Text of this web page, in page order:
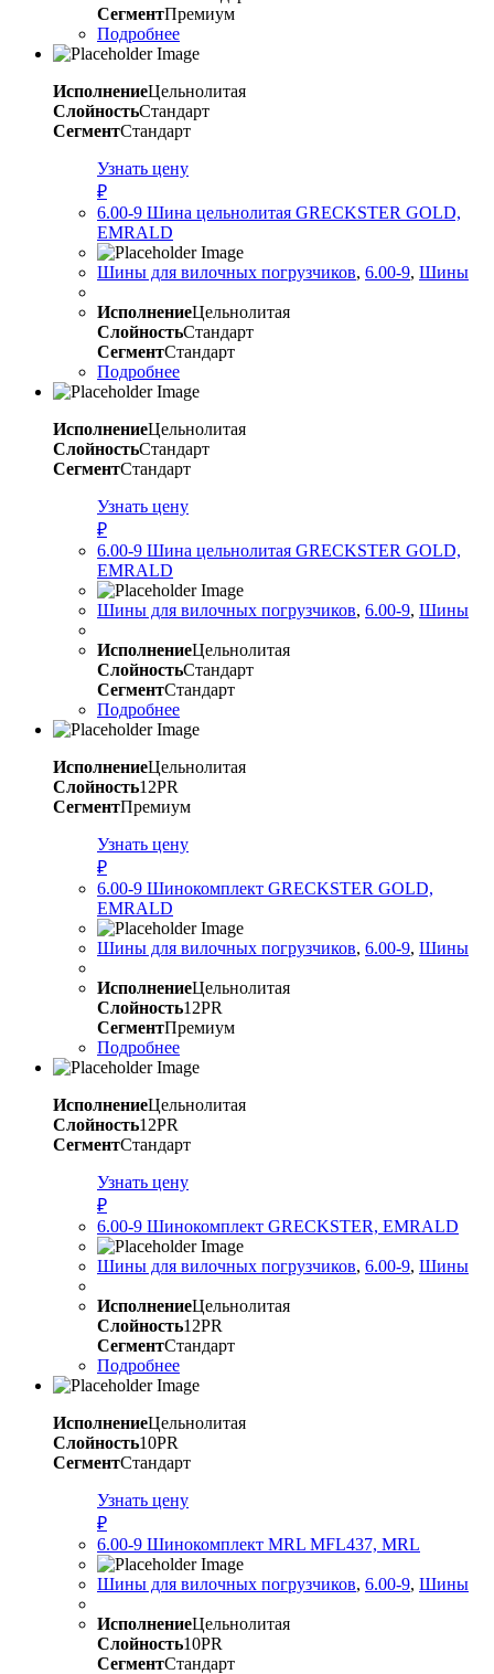
СегментПремиум
Подробнее
ИсполнениеЦельнолитая
СлойностьСтандарт
СегментСтандарт
Узнать цену
₽
6.00-9 Шина цельнолитая GRECKSTER GOLD,
EMRALD
Шины для вилочных погрузчиков, 6.00-9, Шины
ИсполнениеЦельнолитая
СлойностьСтандарт
СегментСтандарт
Подробнее
ИсполнениеЦельнолитая
СлойностьСтандарт
СегментСтандарт
Узнать цену
₽
6.00-9 Шина цельнолитая GRECKSTER GOLD,
EMRALD
Шины для вилочных погрузчиков, 6.00-9, Шины
ИсполнениеЦельнолитая
СлойностьСтандарт
СегментСтандарт
Подробнее
ИсполнениеЦельнолитая
Слойность12PR
СегментПремиум
Узнать цену
₽
6.00-9 Шинокомплект GRECKSTER GOLD,
EMRALD
Шины для вилочных погрузчиков, 6.00-9, Шины
ИсполнениеЦельнолитая
Слойность12PR
СегментПремиум
Подробнее
ИсполнениеЦельнолитая
Слойность12PR
СегментСтандарт
Узнать цену
₽
6.00-9 Шинокомплект GRECKSTER, EMRALD
Шины для вилочных погрузчиков, 6.00-9, Шины
ИсполнениеЦельнолитая
Слойность12PR
СегментСтандарт
Подробнее
ИсполнениеЦельнолитая
Слойность10PR
СегментСтандарт
Узнать цену
₽
6.00-9 Шинокомплект MRL MFL437, MRL
Шины для вилочных погрузчиков, 6.00-9, Шины
ИсполнениеЦельнолитая
Слойность10PR
СегментСтандарт